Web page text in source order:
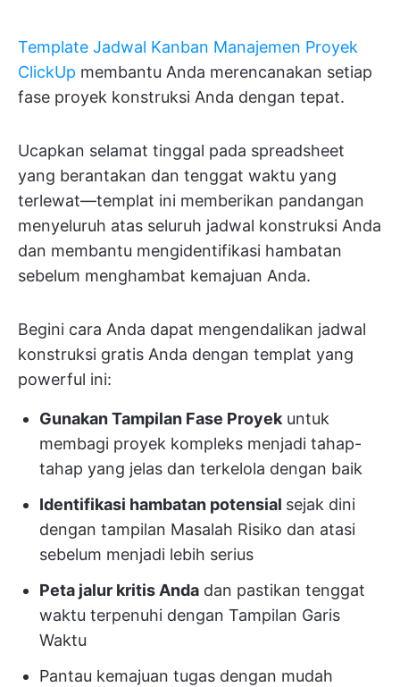
Template Jadwal Kanban Manajemen Proyek
ClickUp membantu Anda merencanakan setiap
fase proyek konstruksi Anda dengan tepat.
Ucapkan selamat tinggal pada spreadsheet
yang berantakan dan tenggat waktu yang
terlewat—templat ini memberikan pandangan
menyeluruh atas seluruh jadwal konstruksi Anda
dan membantu mengidentifikasi hambatan
sebelum menghambat kemajuan Anda.
Begini cara Anda dapat mengendalikan jadwal
konstruksi gratis Anda dengan templat yang
powerful ini:
Gunakan Tampilan Fase Proyekuntuk
membagi proyek kompleks menjadi tahap-
tahap yang jelas dan terkelola dengan baik
Identifikasi hambatan potensial sejak dini
dengan tampilan Masalah Risiko dan atasi
sebelum menjadi lebih serius
Peta jalur kritis Anda dan pastikan tenggat
waktu terpenuhi dengan Tampilan Garis
Waktu
Pantau kemajuan tugas dengan mudah